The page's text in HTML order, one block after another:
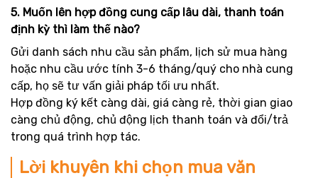
5. Muốn lên hợp đồng cung cấp lâu dài, thanh toán
định kỳ thì làm thế nào?
Gửi danh sách nhu cầu sản phẩm, lịch sử mua hàng
hoặc nhu cầu ước tính 3-6 tháng/quý cho nhà cung
cấp, họ sẽ tư vấn giải pháp tối ưu nhất.
Hợp đồng ký kết càng dài, giá càng rẻ, thời gian giao
càng chủ động, chủ động lịch thanh toán và đổi/trả
trong quá trình hợp tác.
Lời khuyên khi chọn mua văn